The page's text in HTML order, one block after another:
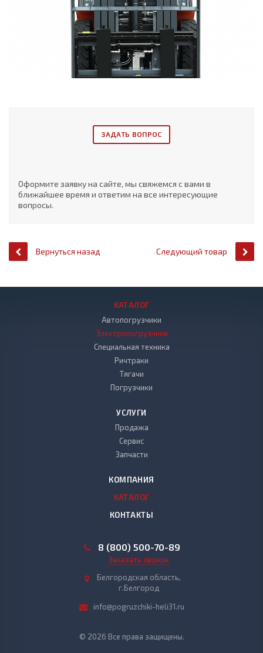
ЗАДАТЬ ВОПРОС
Оформите заявку на сайте, мы свяжемся с вами в
ближайшее время и ответим на все интересующие
вопросы.
Вернуться назад Следующий товар
КАТАЛОГ
Автопогрузчики
Электропогрузчики
Специальная техника
Ричтраки
Тягачи
Погрузчики
УСЛУГИ
Продажа
Сервис
Запчасти
КОМПАНИЯ
КАТАЛОГ
КОНТАКТЫ
8 (800) 500-70-89
Заказать звонок
Белгородская область,
г.Белгород
info@pogruzchiki-heli31.ru
© 2026 Все права защищены.